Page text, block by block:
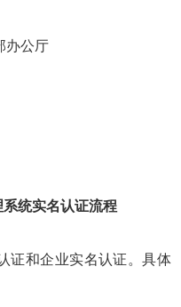
办公厅
统实名认证流程
和企业实名认证。具体